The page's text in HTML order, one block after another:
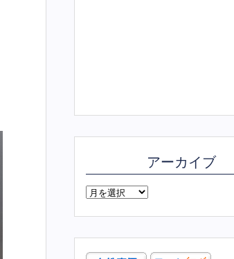
アーカイブ